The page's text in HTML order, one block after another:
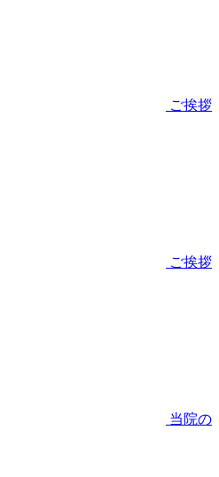
ご挨拶
ご挨拶
当院の